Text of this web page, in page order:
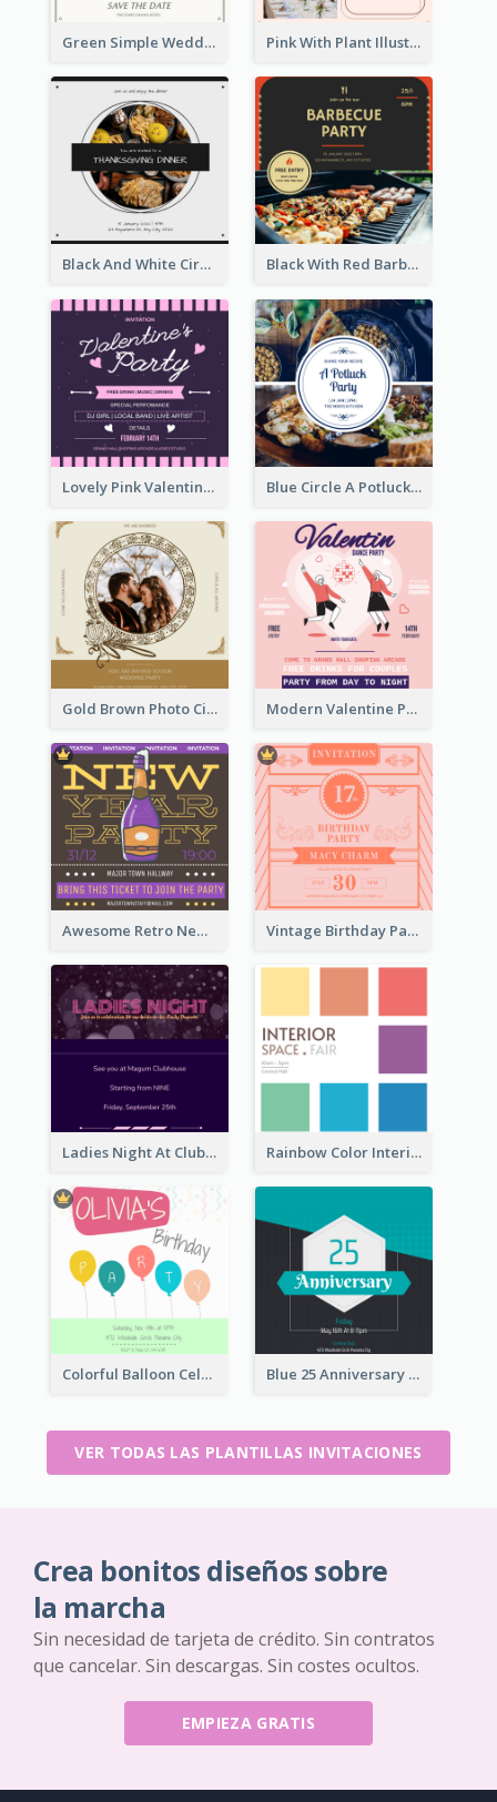
Green Simple Wedding Photo Wedding Invitation Pink With Plant Illustration Wedding Party Invitation
Black And White Circle Photo Thanksgiving Dinner Invitation Black With Red Barbecue Housewarming Invitation
Lovely Pink Valentine Celebration Invitation Design Ideas Blue Circle A Potluck Party Invitation
Gold Brown Photo Circle Wedding Invitation Modern Valentine Party Pink Invitation Design Templates
Awesome Retro New Year Invitation Template Design Vintage Birthday Party Invitation Design For The Ladies
Ladies Night At Club house 2020 Invitation Rainbow Color Interior Space Fair Invitation
Colorful Balloon Celebration Of Birthday Invitation Blue 25 Anniversary On Friday Invitation
VER TODAS LAS PLANTILLAS INVITACIONES
Crea bonitos diseños sobre
la marcha
Sin necesidad de tarjeta de crédito. Sin contratos
que cancelar. Sin descargas. Sin costes ocultos.
EMPIEZA GRATIS